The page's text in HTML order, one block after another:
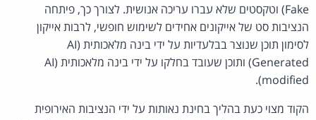
Fake) וטקסטים שלא עברו עריכה אנושית. לצורך כך, פיתחה
הנציבות סט של אייקונים אחידים לשימוש חופשי, לרבות אייקון
לסימון תוכן שנוצר בבלעדיות על ידי בינה מלאכותית (AI
Generated) ותוכן שעובד בחלקו על ידי בינה מלאכותית (AI
modified).
הקוד מצוי כעת בהליך בחינת נאותות על ידי הנציבות האירופית